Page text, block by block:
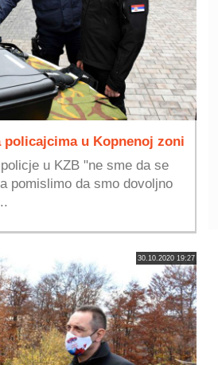
u Kopnenoj zoni
u KZB "ne sme da se
pomislimo da smo dovoljno
30.10.2020 19:27